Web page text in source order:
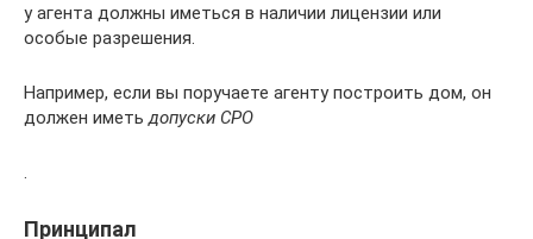
у агента должны иметься в наличии лицензии или
особые разрешения.
Например, если вы поручаете агенту построить дом, он
должен иметь допуски СРО
Принципал